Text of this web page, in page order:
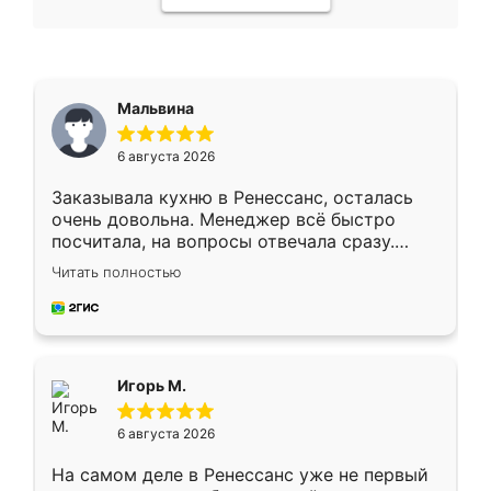
Мальвина
6 августа 2026
Заказывала кухню в Ренессанс, осталась
очень довольна. Менеджер всё быстро
посчитала, на вопросы отвечала сразу.
Замерщик приехал в субботу, подошёл к
делу со всей ответственностью. Собрали
за день, ребята работали аккуратно, даже
Читать полностью
Игорь М.
6 августа 2026
На самом деле в Ренессанс уже не первый